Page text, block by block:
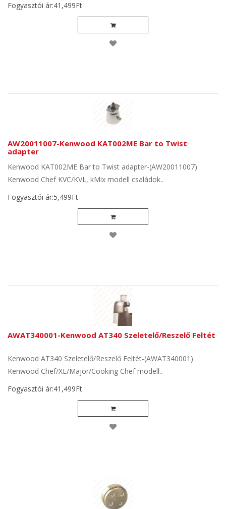
Fogyasztói ár:41,499Ft
AW20011007-Kenwood KAT002ME Bar to Twist
adapter
Kenwood KAT002ME Bar to Twist adapter-(AW20011007)
Kenwood Chef KVC/KVL, kMix modell családok..
Fogyasztói ár:5,499Ft
AWAT340001-Kenwood AT340 Szeletelő/Reszelő Feltét
Kenwood AT340 Szeletelő/Reszelő Feltét-(AWAT340001)
Kenwood Chef/XL/Major/Cooking Chef modell..
Fogyasztói ár:41,499Ft